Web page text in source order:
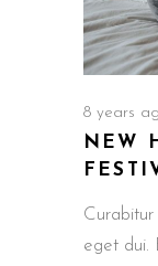
8 years
NEW
eget dui.